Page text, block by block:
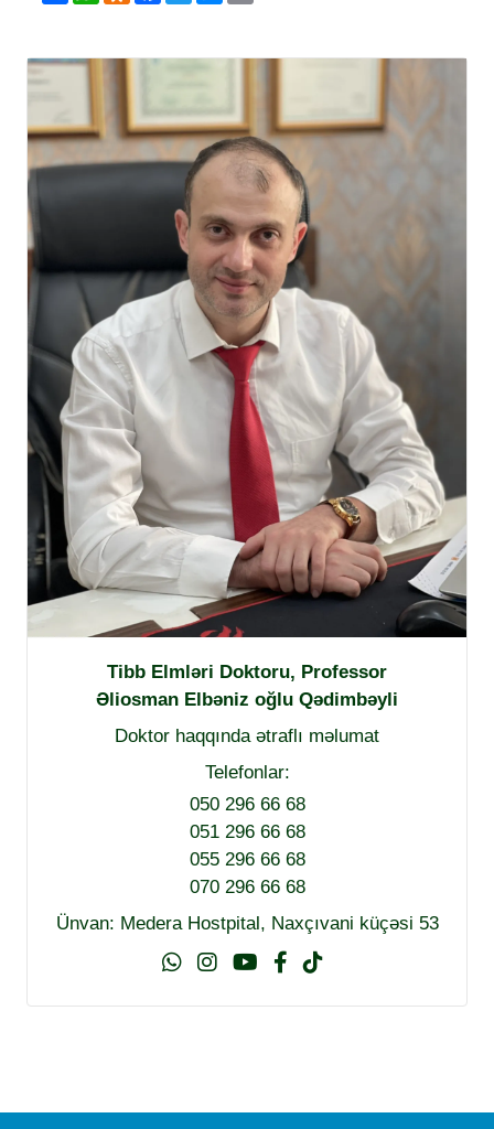
Tibb Elmləri Doktoru, Professor
Əliosman Elbəniz oğlu Qədimbəyli
Doktor haqqında ətraflı məlumat
Telefonlar:
050 296 66 68
051 296 66 68
055 296 66 68
070 296 66 68
Ünvan: Medera Hostpital, Naxçıvani küçəsi 53